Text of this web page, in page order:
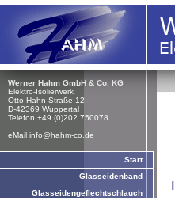
Werner Hahm GmbH & Co. KG
Elektro-Isolierwerk
Otto-Hahn-Straße 12
D-42369 Wuppertal
Telefon +49 (0)202 750078
eMail info@hahm-co.de
Start
Glasseidenband
Glasseidengeflechtschlauch